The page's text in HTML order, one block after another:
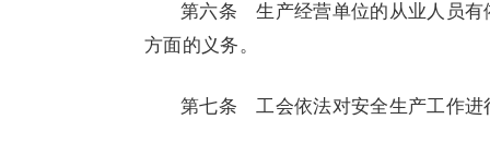
第六条 生产经营单位的从业人员有
方面的义务。
第七条 工会依法对安全生产工作进